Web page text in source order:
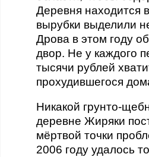
Деревня находится
вырубки выделили
Дрова в этом году
двор. Не у каждого
тысячи рублей
прохудившегося
Никакой грунто-
деревне Жиряки
мёртвой точки
2006 году удалось